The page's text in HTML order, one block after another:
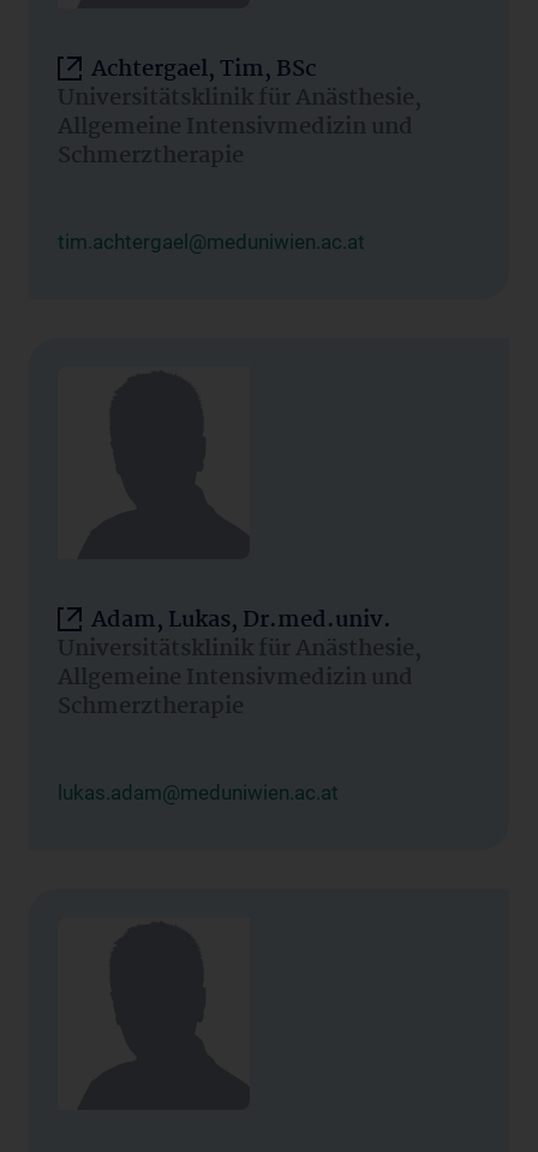
Achtergael, Tim, BSc
Universitätsklinik für Anästhesie,
Allgemeine Intensivmedizin und
Schmerztherapie
tim.achtergael@meduniwien.ac.at
Adam, Lukas, Dr.med.univ.
Universitätsklinik für Anästhesie,
Allgemeine Intensivmedizin und
Schmerztherapie
lukas.adam@meduniwien.ac.at